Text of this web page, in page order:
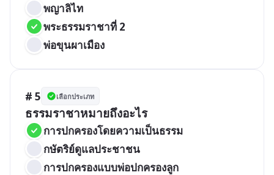
พญาลิไท
พระธรรมราชาที่ 2
พ่อขุนผาเมือง
# 5 เลือกประเภท
ธรรมราชาหมายถึงอะไร
การปกครองโดยความเป็นธรรม
กษัตริย์ดูแลประชาชน
การปกครองแบบพ่อปกครองลูก